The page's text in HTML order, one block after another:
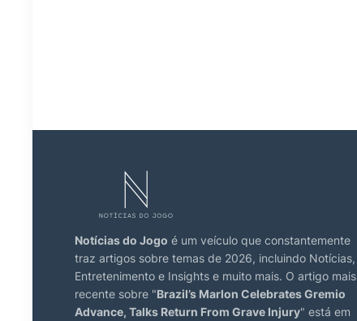
Notícias do Jogo é um veículo que constantemente
traz artigos sobre temas de 2026, incluindo Notícias,
Entretenimento e Insights e muito mais. O artigo mais
recente sobre "Brazil’s Marlon Celebrates Gremio
Advance, Talks Return From Grave Injury" está em